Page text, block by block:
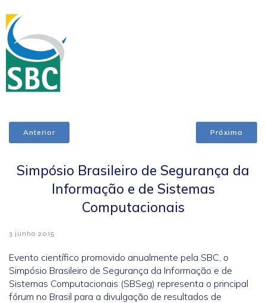
Anterior Próxima
Simpósio Brasileiro de Segurança da
Informação e de Sistemas
Computacionais
3 junho 2015
Evento científico promovido anualmente pela SBC, o
Simpósio Brasileiro de Segurança da Informação e de
Sistemas Computacionais (SBSeg) representa o principal
fórum no Brasil para a divulgação de resultados de